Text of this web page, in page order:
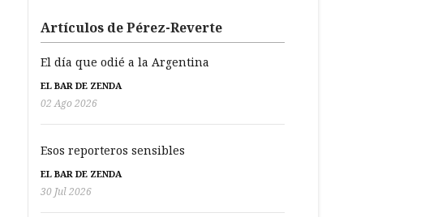
Artículos de Pérez-Reverte
El día que odié a la Argentina
EL BAR DE ZENDA
02 Ago 2026
Esos reporteros sensibles
EL BAR DE ZENDA
30 Jul 2026